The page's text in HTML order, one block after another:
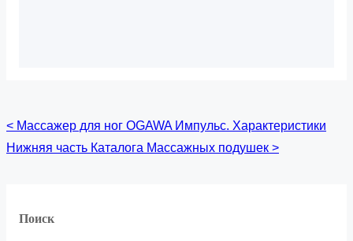
Навигация
по
< Массажер для ног OGAWA Импульс. Характеристики
Нижняя часть Каталога Массажных подушек >
Поиск